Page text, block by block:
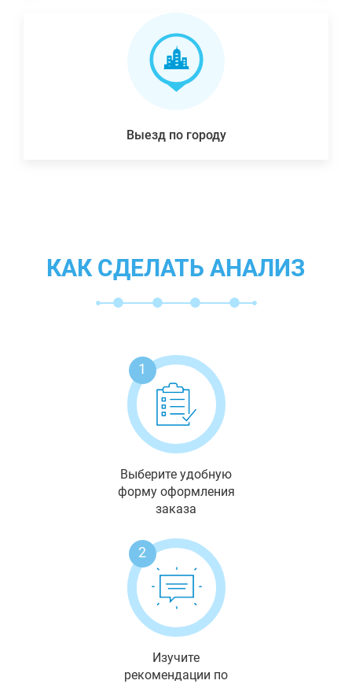
Выезд по городу
КАК СДЕЛАТЬ АНАЛИЗ
1
Выберите удобную
форму оформления
заказа
2
Изучите
рекомендации по